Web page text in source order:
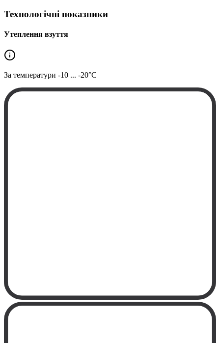
Технологічні показники
Утеплення взуття
За температури -10 ... -20°C